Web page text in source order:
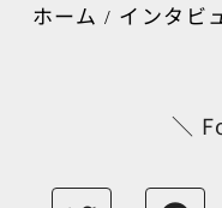
ホーム インタビ
＼